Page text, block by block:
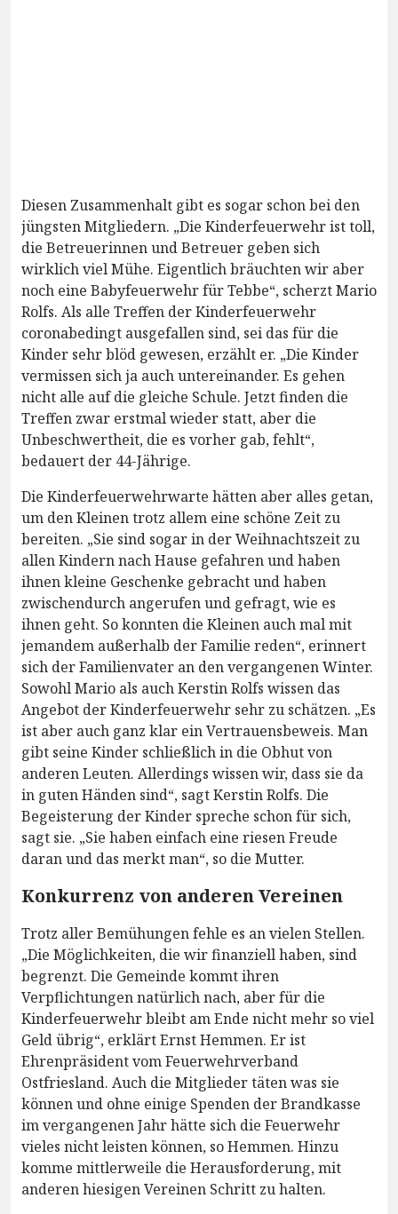
Diesen Zusammenhalt gibt es sogar schon bei den
jüngsten Mitgliedern. „Die Kinderfeuerwehr ist toll,
die Betreuerinnen und Betreuer geben sich
wirklich viel Mühe. Eigentlich bräuchten wir aber
noch eine Babyfeuerwehr für Tebbe“, scherzt Mario
Rolfs. Als alle Treffen der Kinderfeuerwehr
coronabedingt ausgefallen sind, sei das für die
Kinder sehr blöd gewesen, erzählt er. „Die Kinder
vermissen sich ja auch untereinander. Es gehen
nicht alle auf die gleiche Schule. Jetzt finden die
Treffen zwar erstmal wieder statt, aber die
Unbeschwertheit, die es vorher gab, fehlt“,
bedauert der 44-Jährige.
Die Kinderfeuerwehrwarte hätten aber alles getan,
um den Kleinen trotz allem eine schöne Zeit zu
bereiten. „Sie sind sogar in der Weihnachtszeit zu
allen Kindern nach Hause gefahren und haben
ihnen kleine Geschenke gebracht und haben
zwischendurch angerufen und gefragt, wie es
ihnen geht. So konnten die Kleinen auch mal mit
jemandem außerhalb der Familie reden“, erinnert
sich der Familienvater an den vergangenen Winter.
Sowohl Mario als auch Kerstin Rolfs wissen das
Angebot der Kinderfeuerwehr sehr zu schätzen. „Es
ist aber auch ganz klar ein Vertrauensbeweis. Man
gibt seine Kinder schließlich in die Obhut von
anderen Leuten. Allerdings wissen wir, dass sie da
in guten Händen sind“, sagt Kerstin Rolfs. Die
Begeisterung der Kinder spreche schon für sich,
sagt sie. „Sie haben einfach eine riesen Freude
daran und das merkt man“, so die Mutter.
Konkurrenz von anderen Vereinen
Trotz aller Bemühungen fehle es an vielen Stellen.
„Die Möglichkeiten, die wir finanziell haben, sind
begrenzt. Die Gemeinde kommt ihren
Verpflichtungen natürlich nach, aber für die
Kinderfeuerwehr bleibt am Ende nicht mehr so viel
Geld übrig“, erklärt Ernst Hemmen. Er ist
Ehrenpräsident vom Feuerwehrverband
Ostfriesland. Auch die Mitglieder täten was sie
können und ohne einige Spenden der Brandkasse
im vergangenen Jahr hätte sich die Feuerwehr
vieles nicht leisten können, so Hemmen. Hinzu
komme mittlerweile die Herausforderung, mit
anderen hiesigen Vereinen Schritt zu halten.